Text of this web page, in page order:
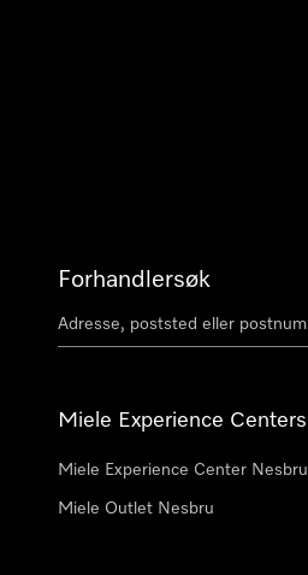
Forhandlersøk
Miele Experience Centers
Miele Experience Center Nesbru
Miele Outlet Nesbru